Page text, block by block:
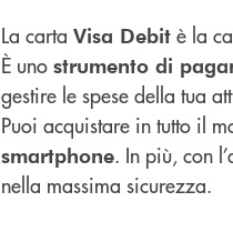
La carta Visa Debit è la
È uno strumento di
gestire le spese della tua
Puoi acquistare in tutto il
smartphone. In più, con
nella massima sicurezza.